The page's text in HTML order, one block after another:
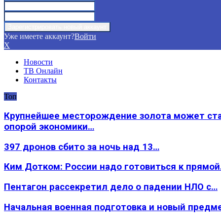
Уже имеете аккаунт?Войти
X
Новости
ТВ Онлайн
Контакты
Топ
Крупнейшее месторождение золота может
опорой экономики…
397 дронов сбито за ночь над 13…
Ким Дотком: России надо готовиться к
Пентагон рассекретил дело о падении НЛО с…
Начальная военная подготовка и новый